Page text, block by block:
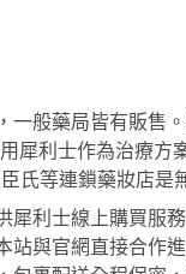
一般藥局皆有販售
犀利士作為治療方
氏等連鎖藥妝店是
利士線上購買服
站與官網直接合作